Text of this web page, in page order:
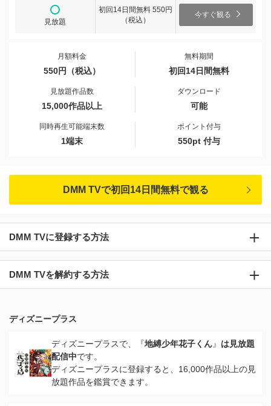
見放題
初回14日間無料 550円
（税込）
今すぐ観る
月額料金
550円（税込）
無料期間
初回14日間無料
見放題作品数
15,000作品以上
ダウンロード
可能
同時再生可能端末数
1端末
ポイント付与
550pt 付与
DMM TVで初回14日間無料で観る
DMM TVに登録する方法
DMM TVを解約する方法
ディズニープラス
ディズニープラスで、『地縛少年花子くん』 は見放題
配信中です。
ディズニープラスに登録すると、16,000作品以上の見
放題作品を鑑賞できます。